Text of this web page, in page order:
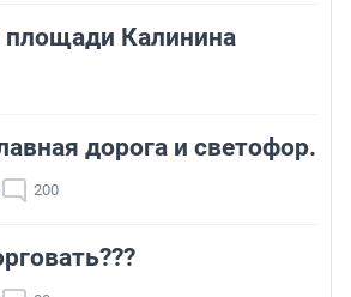
площади Калинина
дорога и светофор.
200